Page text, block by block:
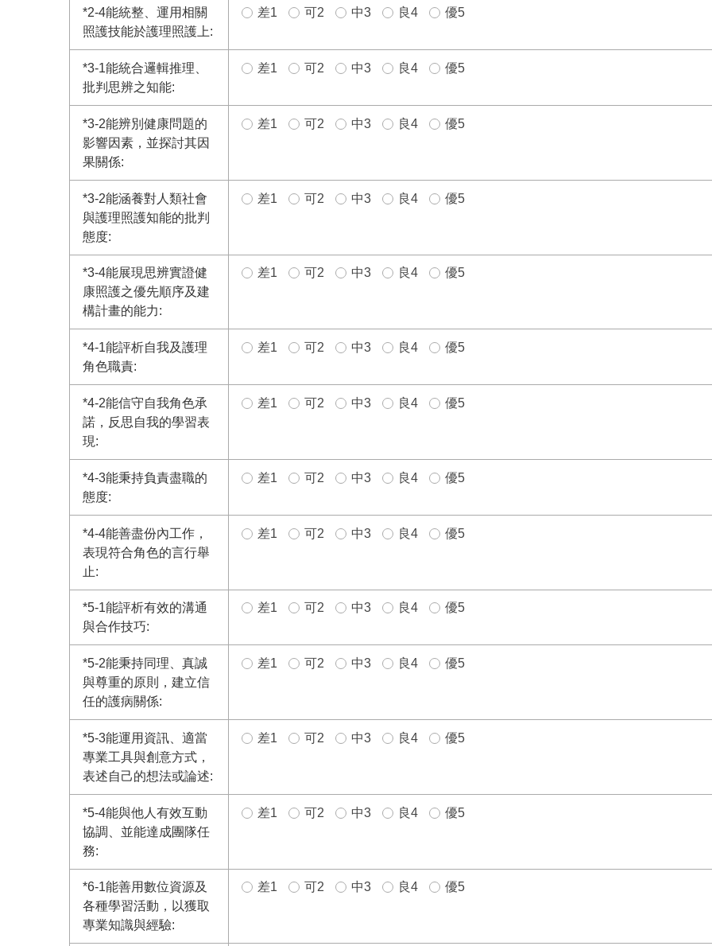
*2-4能統整、運用相關
照護技能於護理照護上:
差1 可2 中3 良4 優5
*3-1能統合邏輯推理、
批判思辨之知能:
差1 可2 中3 良4 優5
*3-2能辨別健康問題的
影響因素，並探討其因
果關係:
差1 可2 中3 良4 優5
*3-2能涵養對人類社會
與護理照護知能的批判
態度:
差1 可2 中3 良4 優5
*3-4能展現思辨實證健
康照護之優先順序及建
構計畫的能力:
差1 可2 中3 良4 優5
*4-1能評析自我及護理
角色職責:
差1 可2 中3 良4 優5
*4-2能信守自我角色承
諾，反思自我的學習表
現:
差1 可2 中3 良4 優5
*4-3能秉持負責盡職的
態度:
差1 可2 中3 良4 優5
*4-4能善盡份內工作，
表現符合角色的言行舉
止:
差1 可2 中3 良4 優5
*5-1能評析有效的溝通
與合作技巧:
差1 可2 中3 良4 優5
*5-2能秉持同理、真誠
與尊重的原則，建立信
任的護病關係:
差1 可2 中3 良4 優5
*5-3能運用資訊、適當
專業工具與創意方式，
表述自己的想法或論述:
差1 可2 中3 良4 優5
*5-4能與他人有效互動
協調、並能達成團隊任
務:
差1 可2 中3 良4 優5
*6-1能善用數位資源及
各種學習活動，以獲取
專業知識與經驗:
差1 可2 中3 良4 優5